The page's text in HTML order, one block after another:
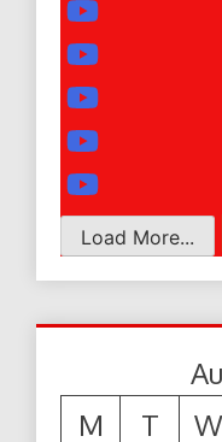
Load More...
M
T W